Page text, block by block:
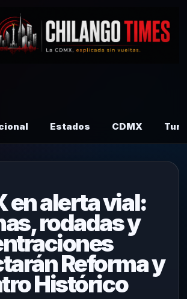
Estados CDMX
en alerta vial:
rodadas y
Reforma y
Histórico